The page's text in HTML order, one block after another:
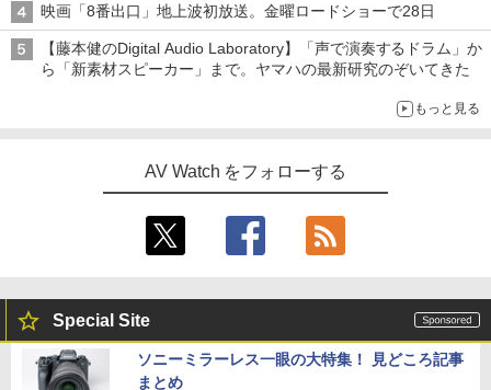
映画「8番出口」地上波初放送。金曜ロードショーで28日
【藤本健のDigital Audio Laboratory】「声で演奏するドラム」か
ら「新素材スピーカー」まで。ヤマハの最新研究のぞいてきた
もっと見る
AV Watch をフォローする
Special Site
ソニーミラーレス一眼の大特集！ 見どころ記事
まとめ